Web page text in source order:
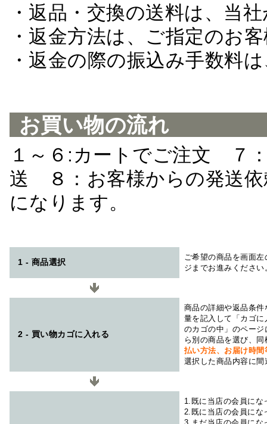
・返品・交換の送料は、当
・返金方法は、ご指定のお
・返金の際の振込み手数料
お買い物の流れ
１～６:カートでご注文 ７
送 ８：お客様からの発送
になります。
1 - 商品選択
ご希望の商品を画面
ジまでお進みください
2 - 買い物カゴに入れる
商品の詳細や返品条
量を記入して「カゴ
のカゴの中」のペー
ら別の商品を選び、
払い方法、お届け時
選択した商品内容に
1.既に当店の会員にな
2.既に当店の会員にな